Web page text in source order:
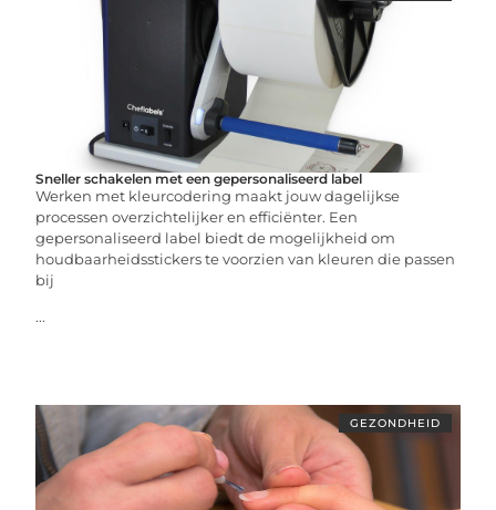
Sneller schakelen met een gepersonaliseerd label
Werken met kleurcodering maakt jouw dagelijkse
processen overzichtelijker en efficiënter. Een
gepersonaliseerd label biedt de mogelijkheid om
houdbaarheidsstickers te voorzien van kleuren die passen
bij
...
GEZONDHEID